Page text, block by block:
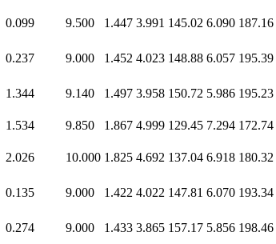
0.099 9.500 1.447 3.991 145.02 6.090 187.16
0.237 9.000 1.452 4.023 148.88 6.057 195.39
1.344 9.140 1.497 3.958 150.72 5.986 195.23
1.534 9.850 1.867 4.999 129.45 7.294 172.74
2.026 10.000 1.825 4.692 137.04 6.918 180.32
0.135 9.000 1.422 4.022 147.81 6.070 193.34
0.274 9.000 1.433 3.865 157.17 5.856 198.46